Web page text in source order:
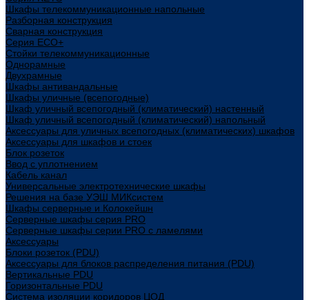
Шкафы телекоммуникационные напольные
Разборная конструкция
Сварная конструкция
Серия ECO+
Стойки телекоммуникационные
Однорамные
Двухрамные
Шкафы антивандальные
Шкафы уличные (всепогодные)
Шкаф уличный всепогодный (климатический) настенный
Шкаф уличный всепогодный (климатический) напольный
Аксессуары для уличных всепогодных (климатических) шкафов
Аксессуары для шкафов и стоек
Блок розеток
Ввод с уплотнением
Кабель канал
Универсальные электротехнические шкафы
Решения на базе УЭШ МИКсистем
Шкафы серверные и Колокейшн
Серверные шкафы серия PRO
Серверные шкафы серии PRO с ламелями
Аксессуары
Блоки розеток (PDU)
Аксессуары для блоков распределения питания (PDU)
Вертикальные PDU
Горизонтальные PDU
Система изоляции коридоров ЦОД